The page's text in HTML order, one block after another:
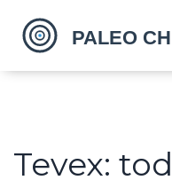
Tevex: